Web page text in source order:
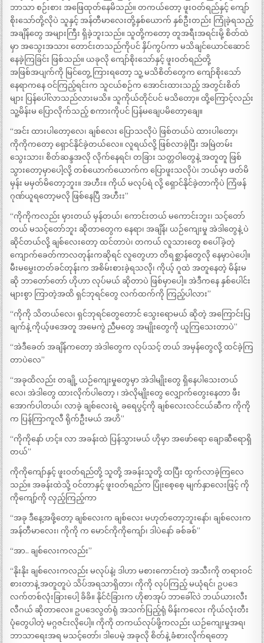
ဘာသာ စဉ်းစား အဖြေထုတ်နေမိသည်။ တကယ်တော့ ဖူးဝတ်ရည်နှင့် ကျော်
စိုးသော်တို့လိုပဲ သူနှင့် အန်တီမာလေးတို့နှစ်ယောက် နှစ်ဦးတည်း ကြုံခဲ့ရသည့်
အချိန်တွေ အများကြီး ရှိခဲ့ဘူးသည်။ သူတို့ကတော့ တူအရီးအရင်းမို့ စိတ်ထဲ
မှာ အသွေးအသား တောင်းတသည်ကိုပင် နှိပ်ကွပ်ကာ မသိချင်ယောင်ဆောင်
နေခဲ့ကြခြင်း ဖြစ်သည်။ ယခုလို ကျော်စိုးသော်နှင့် ဖူးဝတ်ရည်တို့
အဖြစ်အပျက်ကို မြင်တွေ့ ကြားရတော့ သူ့ မသိစိတ်တွေက ကျော်စိုးသော်
နေရာကနေ ဝင်ကြည့်ရင်းက သူငယ်စဉ်က အောင်းထားသည့် အတွင်းစိတ်
များ ပြန်ပေါ်လာသည်လားမသိ။ သူကိုယ်တိုင်ပင် မသိတော့။ ထို့ကြောင့်လည်း
သူ့မိန်းမ ပြောလိုက်သည့် စကားကိုပင် ပြန်မချေပမိတော့ချေ။
“အင်း ထားပါတော့လေ၊ ချစ်လေး ပြောသလိုပဲ ဖြစ်တယ်ပဲ ထားပါတော့၊
ကိုကိုကတော့ ရှောင်နိုင်ခဲ့တယ်လေ။ လူရယ်လို့ ဖြစ်လာခဲ့ပြီး အမြဲတမ်း
သွေးသား၊ စိတ်ဆန္ဒအလို လိုက်နေရင်၊ တခြား သတ္တဝါတွေနဲ့ အတူတူ ဖြစ်
သွားတော့မှာပေါ့လို့ တစ်ယောက်ယောက်က ပြောဖူးသလိုပဲ၊ ဘယ်မှာ ဖတ်မိ
မှန်း မမှတ်မိတော့ဘူး။ အဟီး။ ကိုယ် မလုပ်ရဲ လို့ ရှောင်နိုင်ခဲ့တာကိုပဲ ကြံဖန်
ဂုဏ်ယူရတော့မလို ဖြစ်နေပြီ အဟီးး”
“ကိုကိုကလည်း မှားတယ် မှန်တယ်၊ ကောင်းတယ် မကောင်းဘူး၊ သင့်တော်
တယ် မသင့်တော်ဘူး ဆိုတာတွေက နေရာ၊ အချိန်၊ ယဉ်ကျေးမှု အဲဒါတွေနဲ့ ပဲ
ဆိုင်တယ်လို့ ချစ်လေးတော့ ထင်တာပဲ၊ တကယ် လူသားတွေ စပေါ်ခဲ့တဲ့
ကျောက်ခေတ်ကာလတုန်းကဆိုရင် လူတွေဟာ တိရစ္ဆာန်တွေလို နေမှာပဲပေါ့။
မီးမမွှေးတတ်ခင်တုန်းက အစိမ်းစားခဲ့ရသလို၊ ကိုယ့် ဂူထဲ အတူနေတဲ့ မိန်းမ
ဆို ဘာတော်တော် ဟိုဟာ လုပ်မယ် ဆိုတာပဲ ဖြစ်မှာပေါ့။ အဲဒီကနေ နှစ်ပေါင်း
များစွာ ကြာတဲ့အထိ ရှင်ဘုရင်တွေ လက်ထက်ကို ကြည့်ပါလား”
“ကိုကို သိတယ်လေ၊ ရှင်ဘုရင်တွေတောင် သွေးရောမယ် ဆိုတဲ့ အကြောင်းပြ
ချက်နဲ့ ကိုယ့်ဖအေတူ အမေကွဲ ညီမတွေ အမျိုးတွေကို ယူကြသေးတာပဲ”
“အဲဒီခေတ် အချိန်ကတော့ အဲဒါတွေက လုပ်သင့် တယ် အမှန်တွေလို့ ထင်ခဲ့ကြ
တာပဲလေ”
“အခုထိလည်း တချို့ ယဉ်ကျေးမှုတွေမှာ အဲဒါမျိုးတွေ ရှိနေပါသေးတယ်
လေ၊ အဲဒါတွေ ထားလိုက်ပါတော့ ၊ အဲလိုမျိုးတွေ လျှောက်တွေးနေတာ ဖီး
အောက်ပါတယ်၊ လာခဲ့ ချစ်လေးရဲ့ ခရေပွင့်ကို ချစ်လေးလင်ငယ်ဆီက ကိုကို
က ပြန်ကြာကူလီ ရိုက်ဦးမယ် အဟိ”
“ကိုကိုနော် ဟင့်။ လာ အခန်းထဲ ပြန်သွားမယ် ဟိုမှာ အဖော်ရော ချောဆီရောရှိ
တယ်”
ကိုကိုကျော်နှင့် ဖူးဝတ်ရည်တို့ သူတို့ အခန်းသူတို့ ထပြီး ထွက်လာခဲ့ကြလေ
သည်။ အခန်းထဲသို့ ဝင်တာနှင့် ဖူးဝတ်ရည်က ပြုံးစေ့စေ့ မျက်နှာလေးဖြင့် ကို
ကိုကျော့်ကို လှည့်ကြည့်ကာ
“အခု ဒီနေ့အဖို့တော့ ချစ်လေးက ချစ်လေး မဟုတ်တော့ဘူးနော်၊ ချစ်လေးက
အန်တီမာလေး၊ ကိုကို က မောင်ကိုကိုကျော်၊ ဒါပဲနော် ခစ်ခစ်”
“အာ.. ချစ်လေးကလည်း”
“နိုးနိုး ချစ်လေးကလည်း မလုပ်နဲ့၊ ဒါဟာ မစားကောင်းတဲ့ အသီးကို တရားဝင်
စားတာနဲ့ အတူတူပဲ သိပ်အရသာရှိတာ၊ ကိုကို လုပ်ကြည့် မယုံရင်၊ ဥပဒေ
လက်တစ်လုံးခြားပေါ့ ခိခိ။ နိုင်ငံခြားက ဟိုစာအုပ် ဘာခေါ်လဲ ဘယ်ယားလီး
လီဂယ် ဆိုတာလေ။ ဥပဒေလွတ်ရုံ အသက်ပြည့်ရုံ မိန်းကလေး ကိုယ်လုံးတီး
ပုံတွေပါတဲ့ မဂ္ဂဇင်းလိုပေါ့။ ကိုကို တကယ်လုပ်ဖို့ကလည်း ယဉ်ကျေးမှုအရ၊
ဘာသာရေးအရ မသင့်တော်၊ ဒါပေမဲ့ အခုလို စိတ်နဲ့ ခံစားလိုက်ရတော့